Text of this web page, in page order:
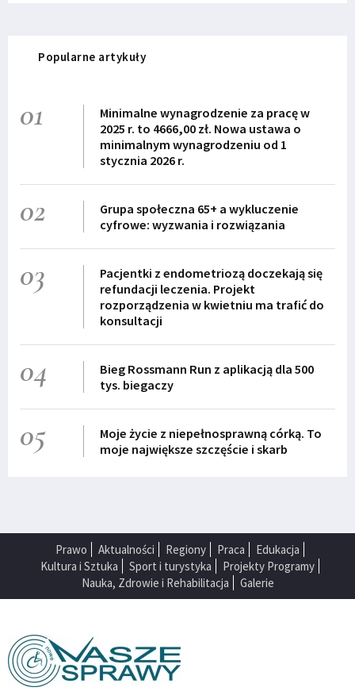
Popularne artykuły
01
Minimalne wynagrodzenie za pracę w
2025 r. to 4666,00 zł. Nowa ustawa o
minimalnym wynagrodzeniu od 1
stycznia 2026 r.
02
Grupa społeczna 65+ a wykluczenie
cyfrowe: wyzwania i rozwiązania
03
Pacjentki z endometriozą doczekają się
refundacji leczenia. Projekt
rozporządzenia w kwietniu ma trafić do
konsultacji
04
Bieg Rossmann Run z aplikacją dla 500
tys. biegaczy
05
Moje życie z niepełnosprawną córką. To
moje największe szczęście i skarb
Prawo Aktualności Regiony Praca
Edukacja
Kultura i Sztuka
Sport i turystyka
Projekty Programy
Nauka, Zdrowie i Rehabilitacja
Galerie